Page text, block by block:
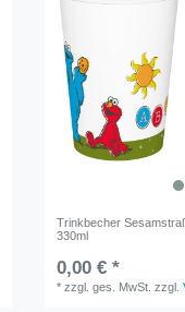
Trinkbecher
330ml
0,00 € *
*zzgl. ges. MwSt. zzgl.